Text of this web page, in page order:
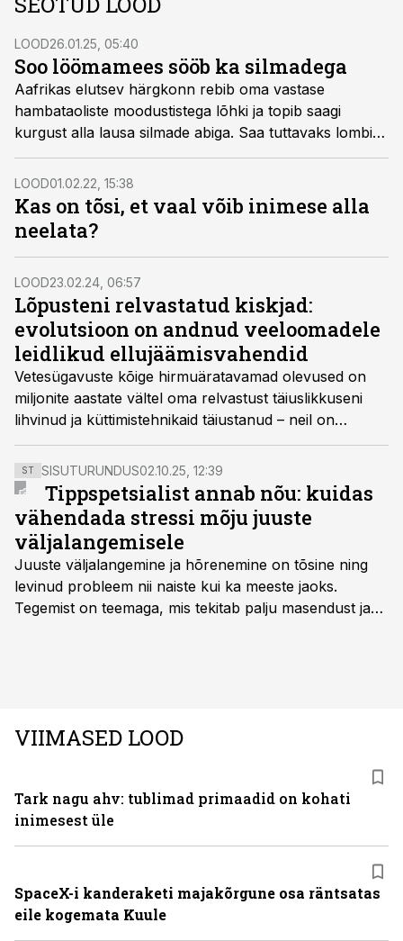
LOOD26.01.25, 05:40
Soo löömamees sööb ka silmadega
Aafrikas elutsev härgkonn rebib oma vastase
hambataoliste moodustistega lõhki ja topib saagi
kurgust alla lausa silmade abiga. Saa tuttavaks lombi
kuningaga.
LOOD01.02.22, 15:38
Kas on tõsi, et vaal võib inimese alla
neelata?
LOOD23.02.24, 06:57
Lõpusteni relvastatud kiskjad:
evolutsioon on andnud veeloomadele
leidlikud ellujäämisvahendid
Vetesügavuste kõige hirmu­äratavamad olevused on
miljonite aastate vältel oma relvastust täiuslikkuseni
lihvinud ja küttimistehnikaid täiustanud – neil on
halvavad mürgiharpuunid, kõike läbistavad ogad ja
justkui saeketastega varustatud suud.
ST SISUTURUNDUS02.10.25, 12:39
Tippspetsialist annab nõu: kuidas
vähendada stressi mõju juuste
väljalangemisele
Juuste väljalangemine ja hõrenemine on tõsine ning
levinud probleem nii naiste kui ka meeste jaoks.
Tegemist on teemaga, mis tekitab palju masendust ja
VIIMASED LOOD
Tark nagu ahv: tublimad primaadid on kohati
inimesest üle
SpaceX-i kanderaketi majakõrgune osa räntsatas
eile kogemata Kuule